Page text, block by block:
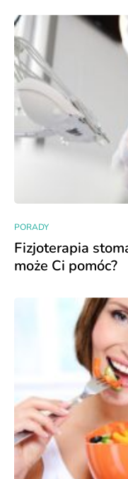
PORADY
Fizjoterapia
może Ci pomóc?